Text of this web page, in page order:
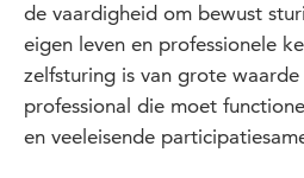
de vaardigheid om bewust
eigen leven en professionele
zelfsturing is van grote
professional die moet
en veeleisende